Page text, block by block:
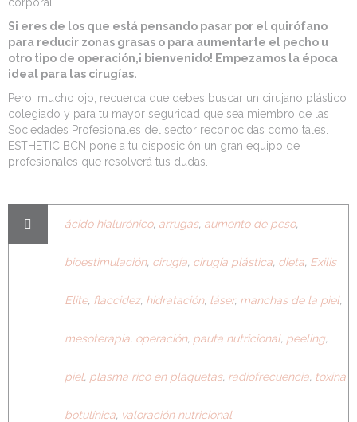
Si eres de los que está pensando pasar por el quirófano
para reducir zonas grasas o para aumentarte el pecho u
otro tipo de operación,¡ bienvenido! Empezamos la época
ideal para las cirugías.
Pero, mucho ojo, recuerda que debes buscar un cirujano plástico
colegiado y para tu mayor seguridad que sea miembro de las
Sociedades Profesionales del sector reconocidas como tales.
ESTHETIC BCN pone a tu disposición un gran equipo de
profesionales que resolverá tus dudas.
ácido hialurónico, arrugas, aumento de peso,
bioestimulación, cirugía cirugía plástica dieta Exilis
Elite, flaccidez, hidratación, láser, manchas de la piel,
mesoterapia operación, pauta nutricional, peeling
piel, plasma rico en plaquetas, radiofrecuencia toxina
botulínica valoración nutricional